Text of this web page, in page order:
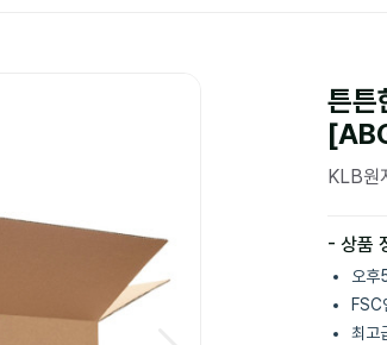
튼
KLB원
- 상품
오후
FSC
최고